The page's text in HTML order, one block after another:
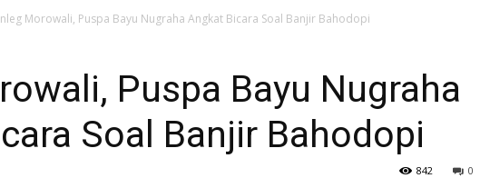
Morowali, Puspa Bayu Nugraha Angkat Bicara Soal Banjir Bahodopi
Puspa Bayu Nugraha
Soal Banjir Bahodopi
0
842